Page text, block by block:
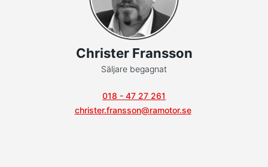
Christer Fransson
Säljare begagnat
018 - 47 27 261
christer.fransson@ramotor.se